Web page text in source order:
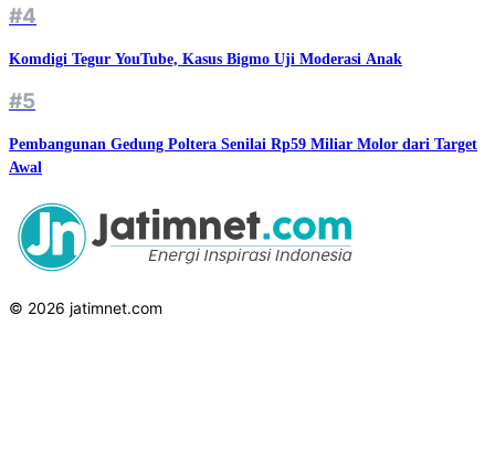
#4
Komdigi Tegur YouTube, Kasus Bigmo Uji Moderasi Anak
#5
Pembangunan Gedung Poltera Senilai Rp59 Miliar Molor dari Target
Awal
© 2026 jatimnet.com